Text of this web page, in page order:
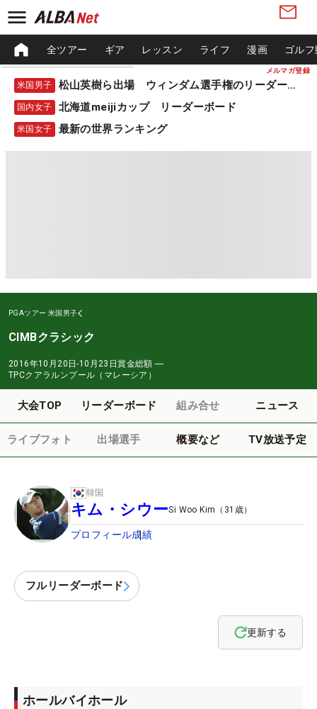
メルマガ登録
全ツアー ギア レッスン ライフ 漫画 ゴル
米国男子 松山英樹ら出場 ウィンダム選手権のリーダーボード
国内女子 北海道meijiカップ リーダーボード
米国女子 最新の世界ランキング
PGAツアー 米国男子
CIMBクラシック
2016年10月20日-10月23日賞金総額 ―
TPCクアラルンプール（マレーシア）
大会TOP リーダーボード 組み合せ ニュース
ライブフォト 出場選手 概要など TV放送予定
韓国
キム・シウーSi Woo Kim （ 31 歳）
プロフィール成績
フルリーダーボード
更新する
ホールバイホール